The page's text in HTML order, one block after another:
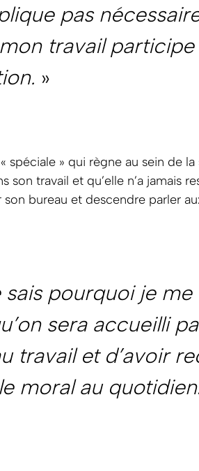
pas
travail
»
» qui règne au sein de
travail et qu’elle n’a jamais
bureau et descendre parler
pourquoi je me
sera accueilli
travail et d’avoir
moral au quotidien